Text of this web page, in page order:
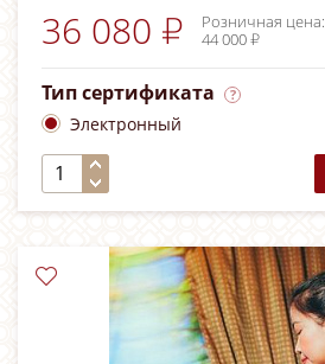
36 080 ₽
Розничная цена:
44 000 ₽
Тип сертификата
Электронный